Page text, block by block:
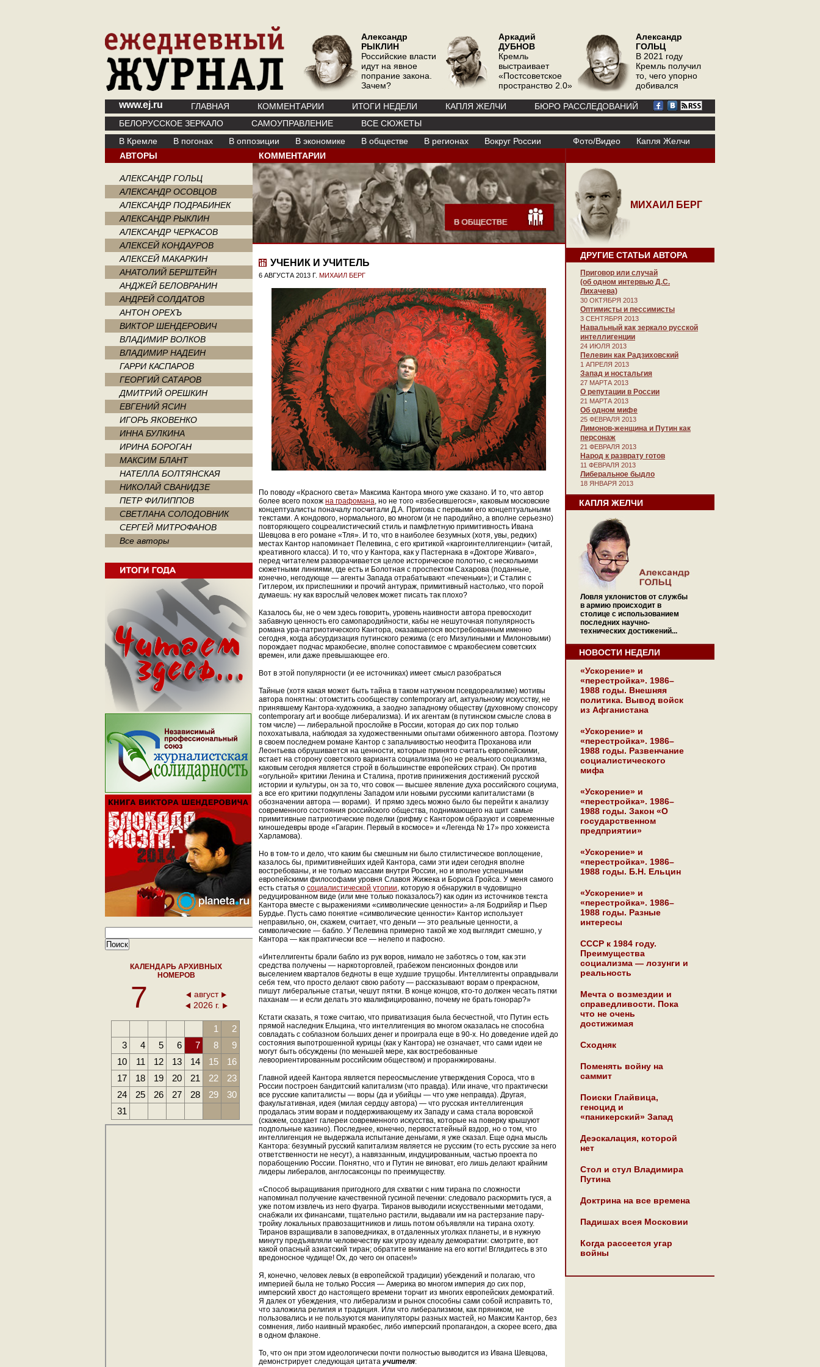
Александр
РЫКЛИН
Российские власти
идут на явное
попрание закона.
Зачем?
Аркадий
ДУБНОВ
Кремль
выстраивает
«Постсоветское
пространство 2.0»
Александр
ГОЛЬЦ
В 2021 году
Кремль получил
то, чего упорно
добивался
www.ej.ru ГЛАВНАЯ КОММЕНТАРИИ ИТОГИ НЕДЕЛИ КАПЛЯ ЖЕЛЧИ
БЮРО РАССЛЕДОВАНИЙ
БЕЛОРУССКОЕ ЗЕРКАЛО
САМОУПРАВЛЕНИЕ
ВСЕ СЮЖЕТЫ
В Кремле
В погонах В оппозиции В экономике В обществе В регионах Вокруг России Фото/Видео
Капля Желчи
АВТОРЫ
АЛЕКСАНДР ГОЛЬЦ
АЛЕКСАНДР ОСОВЦОВ
АЛЕКСАНДР ПОДРАБИНЕК
АЛЕКСАНДР РЫКЛИН
АЛЕКСАНДР ЧЕРКАСОВ
АЛЕКСЕЙ КОНДАУРОВ
АЛЕКСЕЙ МАКАРКИН
АНАТОЛИЙ БЕРШТЕЙН
АНДЖЕЙ БЕЛОВРАНИН
АНДРЕЙ СОЛДАТОВ
АНТОН ОРЕХЪ
ВИКТОР ШЕНДЕРОВИЧ
ВЛАДИМИР ВОЛКОВ
ВЛАДИМИР НАДЕИН
ГАРРИ КАСПАРОВ
ГЕОРГИЙ САТАРОВ
ДМИТРИЙ ОРЕШКИН
ЕВГЕНИЙ ЯСИН
ИГОРЬ ЯКОВЕНКО
ИННА БУЛКИНА
ИРИНА БОРОГАН
МАКСИМ БЛАНТ
НАТЕЛЛА БОЛТЯНСКАЯ
НИКОЛАЙ СВАНИДЗЕ
ПЕТР ФИЛИППОВ
СВЕТЛАНА СОЛОДОВНИК
СЕРГЕЙ МИТРОФАНОВ
Все авторы
КАЛЕНДАРЬ АРХИВНЫХ
НОМЕРОВ
7
август
2026 г.
1
2
3
4 5 6 7 8
9
10
11 12 13 14 15
16
17
18 19 20 21 22
23
24
25 26 27 28 29
30
31
КОММЕНТАРИИ
УЧЕНИК И УЧИТЕЛЬ
6 АВГУСТА 2013 Г. МИХАИЛ БЕРГ
По поводу «Красного света» Максима Кантора много уже сказано. И то, что автор
более всего похож на графомана, но не того «взбесившегося», каковым московские
концептуалисты поначалу посчитали Д.А. Пригова с первыми его концептуальными
текстами. А кондового, нормального, во многом (и не пародийно, а вполне серьезно)
повторяющего соцреалистический стиль и памфлетную примитивность Ивана
Шевцова в его романе «Тля». И то, что в наиболее безумных (хотя, увы, редких)
местах Кантор напоминает Пелевина, с его критикой «каргоинтеллигенции» (читай,
креативного класса). И то, что у Кантора, как у Пастернака в «Докторе Живаго»,
перед читателем разворачивается целое историческое полотно, с несколькими
сюжетными линиями, где есть и Болотная с проспектом Сахарова (поданные,
конечно, негодующе — агенты Запада отрабатывают «печеньки»); и Сталин с
Гитлером, их приспешники и прочий антураж, примитивный настолько, что порой
думаешь: ну как взрослый человек может писать так плохо?
Казалось бы, не о чем здесь говорить, уровень наивности автора превосходит
забавную ценность его самопародийности, кабы не нешуточная популярность
романа ура-патриотического Кантора, оказавшегося востребованным именно
сегодня, когда абсурдизация путинского режима (с его Мизулиными и Милоновыми)
порождает подчас мракобесие, вполне сопоставимое с мракобесием советских
времен, или даже превышающее его.
Вот в этой популярности (и ее источниках) имеет смысл разобраться
Тайные (хотя какая может быть тайна в таком натужном псевдореализме) мотивы
автора понятны: отомстить сообществу contemporary art, актуальному искусству, не
принявшему Кантора-художника, а заодно западному обществу (духовному спонсору
contemporary art и вообще либерализма). И их агентам (в путинском смысле слова в
том числе) — либеральной прослойке в России, которая до сих пор только
похохатывала, наблюдая за художественными опытами обиженного автора. Поэтому
в своем последнем романе Кантор с запальчивостью неофита Проханова или
Леонтьева обрушивается на ценности, которые принято считать европейскими,
встает на сторону советского варианта социализма (но не реального социализма,
каковым сегодня является строй в большинстве европейских стран). Он против
«огульной» критики Ленина и Сталина, против принижения достижений русской
истории и культуры, он за то, что совок — высшее явление духа российского социума,
а все его критики подкуплены Западом или новыми русскими капиталистами (в
обозначении автора — ворами). И прямо здесь можно было бы перейти к анализу
современного состояния российского общества, поднимающего на щит самые
примитивные патриотические поделки (рифму с Кантором образуют и современные
киношедевры вроде «Гагарин. Первый в космосе» и «Легенда № 17» про хоккеиста
Харламова).
Но в том-то и дело, что каким бы смешным ни было стилистическое воплощение,
казалось бы, примитивнейших идей Кантора, сами эти идеи сегодня вполне
востребованы, и не только массами внутри России, но и вполне успешными
европейскими философами уровня Славоя Жижека и Бориса Гройса. У меня самого
есть статья о социалистической утопии, которую я обнаружил в чудовищно
редуцированном виде (или мне только показалось?) как один из источников текста
Кантора вместе с выражениями «символические ценности» а-ля Бодрийяр и Пьер
Бурдье. Пусть само понятие «символические ценности» Кантор использует
неправильно, он, скажем, считает, что деньги — это реальные ценности, а
символические — бабло. У Пелевина примерно такой же ход выглядит смешно, у
Кантора — как практически все — нелепо и пафосно.
«Интеллигенты брали бабло из рук воров, нимало не заботясь о том, как эти
средства получены — наркоторговлей, грабежом пенсионных фондов или
выселением кварталов бедноты в еще худшие трущобы. Интеллигенты оправдывали
себя тем, что просто делают свою работу — рассказывают ворам о прекрасном,
пишут либеральные статьи, чешут пятки. В конце концов, кто-то должен чесать пятки
паханам — и если делать это квалифицированно, почему не брать гонорар?»
Кстати сказать, я тоже считаю, что приватизация была бесчестной, что Путин есть
прямой наследник Ельцина, что интеллигенция во многом оказалась не способна
совладать с соблазном больших денег и проиграла еще в 90-х. Но доведение идей до
состояния выпотрошенной курицы (как у Кантора) не означает, что сами идеи не
могут быть обсуждены (по меньшей мере, как востребованные
левоориентированным российским обществом) и проранжированы.
Главной идеей Кантора является переосмысление утверждения Сороса, что в
России построен бандитский капитализм (что правда). Или иначе, что практически
все русские капиталисты — воры (да и убийцы — что уже неправда). Другая,
факультативная, идея (милая сердцу автора) — что русская интеллигенция
продалась этим ворам и поддерживающему их Западу и сама стала воровской
(скажем, создает галереи современного искусства, которые на поверку крышуют
подпольные казино). Последнее, конечно, первостатейный вздор, но о том, что
интеллигенция не выдержала испытание деньгами, я уже сказал. Еще одна мысль
Кантора: безумный русский капитализм является не русским (то есть русские за него
ответственности не несут), а навязанным, индуцированным, частью проекта по
порабощению России. Понятно, что и Путин не виноват, его лишь делают крайним
лидеры либералов, англосаксонцы по преимуществу.
«Способ выращивания пригодного для схватки с ним тирана по сложности
напоминал получение качественной гусиной печенки: следовало раскормить гуся, а
уже потом извлечь из него фуагра. Тиранов выводили искусственными методами,
снабжали их финансами, тщательно растили, выдавали им на растерзание пару-
тройку локальных правозащитников и лишь потом объявляли на тирана охоту.
Тиранов взращивали в заповедниках, в отдаленных уголках планеты, и в нужную
минуту предъявляли человечеству как угрозу идеалу демократии: смотрите, вот
какой опасный азиатский тиран; обратите внимание на его когти! Вглядитесь в это
вредоносное чудище! Ох, до чего он опасен!»
Я, конечно, человек левых (в европейской традиции) убеждений и полагаю, что
империей была не только Россия — Америка во многом империя до сих пор,
имперский хвост до настоящего времени торчит из многих европейских демократий.
Я далек от убеждения, что либерализм и рынок способны сами собой исправить то,
что заложила религия и традиция. Или что либерализмом, как пряником, не
пользовались и не пользуются манипуляторы разных мастей, но Максим Кантор, без
сомнения, либо наивный мракобес, либо имперский пропагандон, а скорее всего, два
в одном флаконе.
То, что он при этом идеологически почти полностью выводится из Ивана Шевцова,
демонстрирует следующая цитата учителя:
МИХАИЛ БЕРГ
ДРУГИЕ СТАТЬИ АВТОРА
Приговор или случай
(об одном интервью Д.С.
Лихачева)
30 ОКТЯБРЯ 2013
Оптимисты и пессимисты
3 СЕНТЯБРЯ 2013
Навальный как зеркало русской
интеллигенции
24 ИЮЛЯ 2013
Пелевин как Радзиховский
1 АПРЕЛЯ 2013
Запад и ностальгия
27 МАРТА 2013
О репутации в России
21 МАРТА 2013
Об одном мифе
25 ФЕВРАЛЯ 2013
Лимонов-женщина и Путин как
персонаж
21 ФЕВРАЛЯ 2013
Народ к разврату готов
11 ФЕВРАЛЯ 2013
Либеральное быдло
18 ЯНВАРЯ 2013
КАПЛЯ ЖЕЛЧИ
Ловля уклонистов от службы
в армию происходит в
столице с использованием
последних научно-
технических достижений...
НОВОСТИ НЕДЕЛИ
«Ускорение» и
«перестройка». 1986–
1988 годы. Внешняя
политика. Вывод войск
из Афганистана
«Ускорение» и
«перестройка». 1986–
1988 годы. Развенчание
социалистического
мифа
«Ускорение» и
«перестройка». 1986–
1988 годы. Закон «О
государственном
предприятии»
«Ускорение» и
«перестройка». 1986–
1988 годы. Б.Н. Ельцин
«Ускорение» и
«перестройка». 1986–
1988 годы. Разные
интересы
СССР к 1984 году.
Преимущества
социализма — лозунги и
реальность
Мечта о возмездии и
справедливости. Пока
что не очень
достижимая
Сходняк
Поменять войну на
саммит
Поиски Глайвица,
геноцид и
«паникерский» Запад
Деэскалация, которой
нет
Стол и стул Владимира
Путина
Доктрина на все времена
Падишах всея Московии
Когда рассеется угар
войны